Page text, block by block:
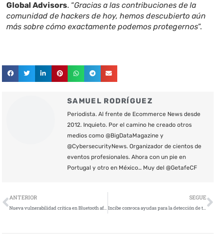
Global Advisors. “Gracias a las contribuciones de la
comunidad de hackers de hoy, hemos descubierto aún
más sobre cómo exactamente podemos protegernos”.
SAMUEL RODRÍGUEZ
Periodista. Al frente de Ecommerce News desde
2012. Inquieto. Por el camino he creado otros
medios como @BigDataMagazine y
@CybersecurityNews. Organizador de cientos de
eventos profesionales. Ahora con un pie en
Portugal y otro en México… Muy del @GetafeCF
Ant
ANTERIOR
Nueva vulnerabilidad crítica en Bluetooth afecta a múltiples dispositivos
SEGUE
Incibe convoca ayudas para la detección de talento en ciberseguridad